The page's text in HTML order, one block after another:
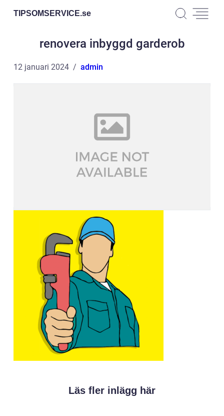
TIPSOMSERVICE.se
renovera inbyggd garderob
12 januari 2024 admin
Läs fler inlägg här